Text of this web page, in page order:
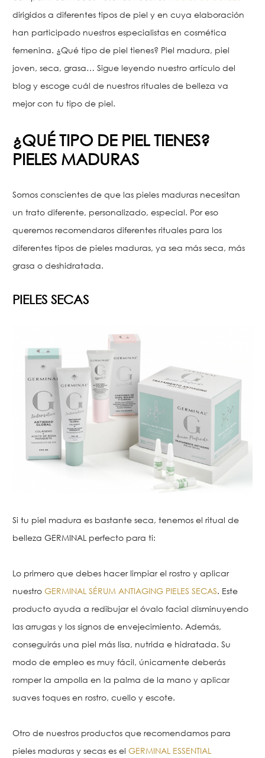
dirigidos a diferentes tipos de piel y en cuya elaboración
han participado nuestros especialistas en cosmética
femenina. ¿Qué tipo de piel tienes? Piel madura, piel
joven, seca, grasa… Sigue leyendo nuestro artículo del
blog y escoge cuál de nuestros rituales de belleza va
mejor con tu tipo de piel.
¿QUÉ TIPO DE PIEL TIENES?
PIELES MADURAS
Somos conscientes de que las pieles maduras necesitan
un trato diferente, personalizado, especial. Por eso
queremos recomendaros diferentes rituales para los
diferentes tipos de pieles maduras, ya sea más seca, más
grasa o deshidratada.
PIELES SECAS
Si tu piel madura es bastante seca, tenemos el ritual de
belleza GERMINAL perfecto para ti:
Lo primero que debes hacer limpiar el rostro y aplicar
nuestro GERMINAL SÉRUM ANTIAGING PIELES SECAS. Este
producto ayuda a redibujar el óvalo facial disminuyendo
las arrugas y los signos de envejecimiento. Además,
conseguirás una piel más lisa, nutrida e hidratada. Su
modo de empleo es muy fácil, únicamente deberás
romper la ampolla en la palma de la mano y aplicar
suaves toques en rostro, cuello y escote.
Otro de nuestros productos que recomendamos para
pieles maduras y secas es el GERMINAL ESSENTIAL